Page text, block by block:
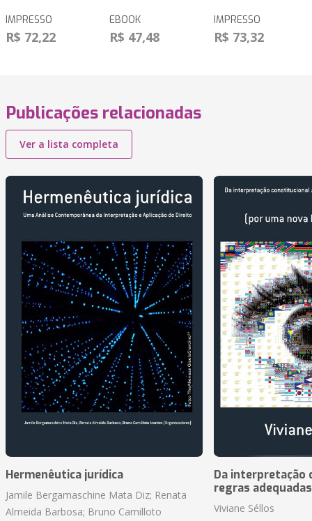
IMPRESSO
R$ 72,22
EBOOK
R$ 47,48
IMPRESSO
R$ 73,32
Publicações relacionadas
Ver a lista completa
Hermenêutica jurídica
Jamile Bergamaschine Mata Diz; Renata
Almeida Barbosa; Bruno Camilloto
Da interpretação
regras
Viviane Séllos